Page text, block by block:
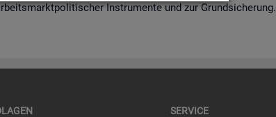
In­stru­men­te und zur Grund­si­che­rung.
SER­VICE